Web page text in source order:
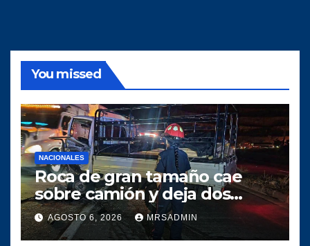
You missed
NACIONALES
Roca de gran tamaño cae
sobre camión y deja dos
heridos en ruta al Atlántico
AGOSTO 6, 2026 MRSADMIN